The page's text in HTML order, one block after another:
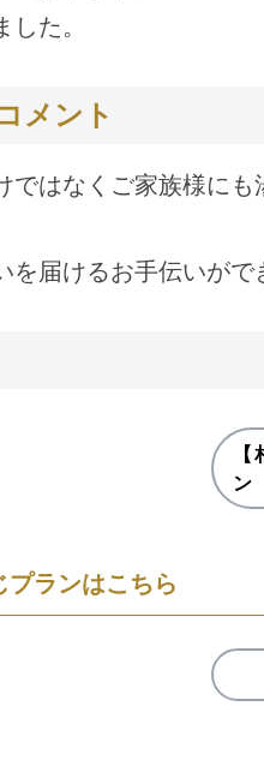
た。
メント
ではなくご家族様に
を届けるお手伝いがで
ン
ランはこちら